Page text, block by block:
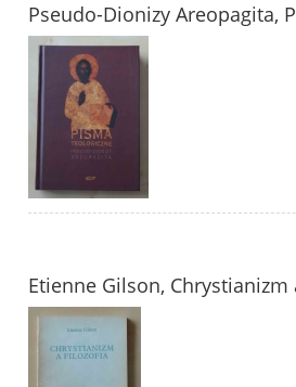
Pseudo-Dionizy Areopagita,
Etienne Gilson,